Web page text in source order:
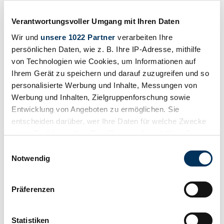
Verantwortungsvoller Umgang mit Ihren Daten
Wir und unsere 1022 Partner verarbeiten Ihre
persönlichen Daten, wie z. B. Ihre IP-Adresse, mithilfe
von Technologien wie Cookies, um Informationen auf
Ihrem Gerät zu speichern und darauf zuzugreifen und so
personalisierte Werbung und Inhalte, Messungen von
Werbung und Inhalten, Zielgruppenforschung sowie
Entwicklung von Angeboten zu ermöglichen. Sie
entscheiden darüber, wer Ihre Daten für welche Zwecke
nutzt. Sie können Ihre Einwilligung jederzeit über die
Trigger Symbol ändern oder widerrufen
Informationen über Ihre geografische Lage
können
Notwendig
Präferenzen
Statistiken
Drucken